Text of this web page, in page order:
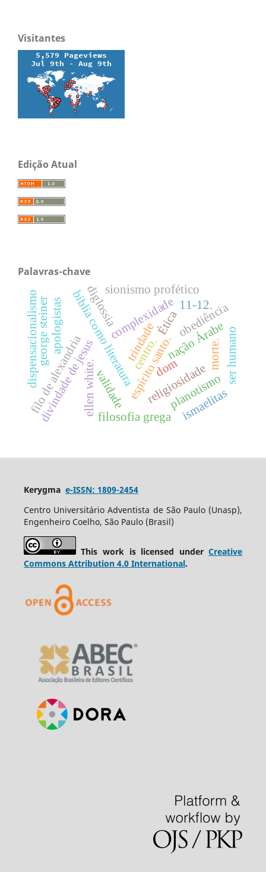
Visitantes
Edição Atual
Palavras-chave
bíblia como literatura religiosidade
espírito santo.
trindade
divindade de jesusvalidade
ellen white.
filo de alexandria
apologistas
filosofia grega
planotismo
complexidade
Ética
dom
nação Árabe
morte.
obediência
sionismo profético
dispensacionalismo
ismaelitas
george steiner diglossia
centro. ser humano
11-12.
Kerygma e-ISSN: 1809-2454
Centro Universitário Adventista de São Paulo (Unasp),
Engenheiro Coelho, São Paulo (Brasil)
This work is licensed underCreative
Commons Attribution 4.0 International.